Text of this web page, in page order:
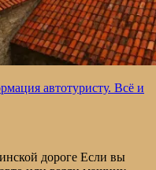
автотуристу. Всё и
дороге Если вы